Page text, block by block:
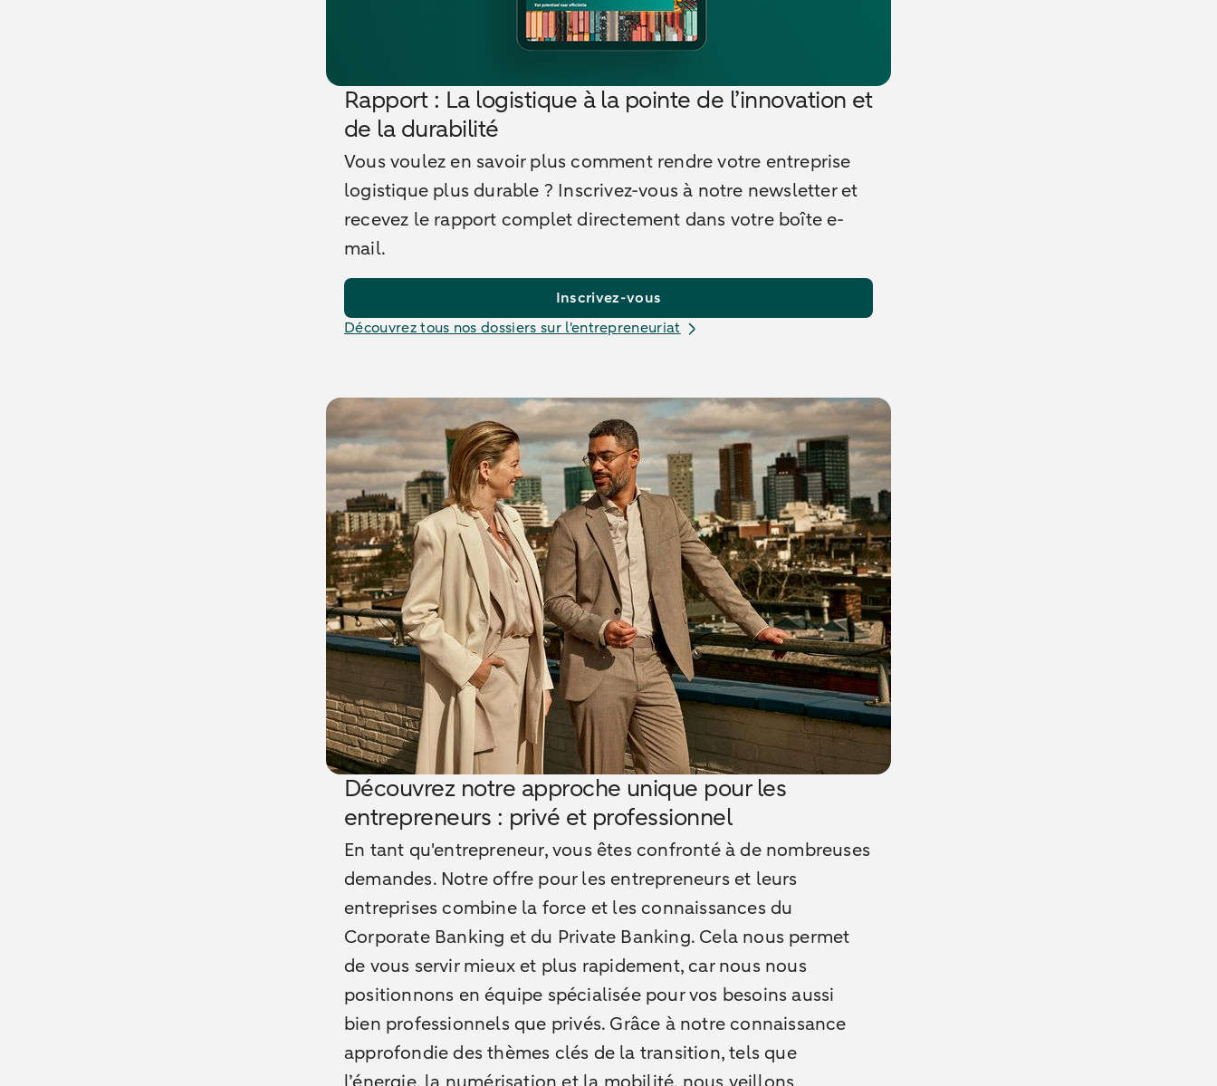
Rapport : La logistique à la pointe de l’innovation et
de la durabilité
Vous voulez en savoir plus comment rendre votre entreprise
logistique plus durable ? Inscrivez-vous à notre newsletter et
recevez le rapport complet directement dans votre boîte e-
mail.
Inscrivez-vous
Découvrez tous nos dossiers sur l'entrepreneuriat
Découvrez notre approche unique pour les
entrepreneurs : privé et professionnel
En tant qu'entrepreneur, vous êtes confronté à de nombreuses
demandes.Notre offre pour les entrepreneurs et leurs
entreprises combine la force et les connaissances du
Corporate Banking et du Private Banking. Cela nous permet
de vous servir mieux et plus rapidement, car nous nous
positionnons en équipe spécialisée pour vos besoins aussi
bien professionnels que privés. Grâce à notre connaissance
approfondie des thèmes clés de la transition, tels que